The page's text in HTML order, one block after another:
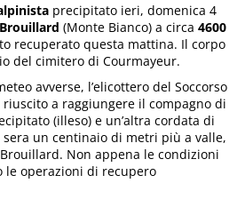
precipitato ieri, domenica 4
(Monte Bianco) a circa 4600
recuperato questa mattina. Il corpo
del cimitero di Courmayeur.
avverse, l’elicottero del Soccorso
a raggiungere il compagno di
(illeso) e un’altra cordata di
un centinaio di metri più a valle,
Non appena le condizioni
le operazioni di recupero